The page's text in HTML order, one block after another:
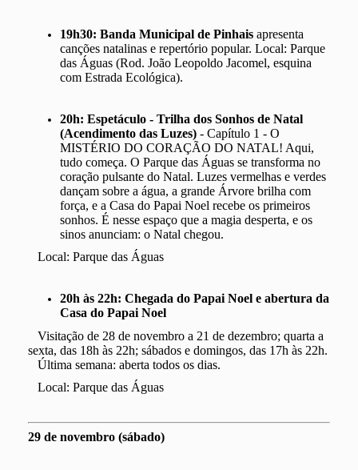
19h30: Banda Municipal de Pinhais apresenta
canções natalinas e repertório popular. Local: Parque
das Águas (Rod. João Leopoldo Jacomel, esquina
com Estrada Ecológica).
20h: Espetáculo - Trilha dos Sonhos de Natal
(Acendimento das Luzes) - Capítulo 1 - O
MISTÉRIO DO CORAÇÃO DO NATAL! Aqui,
tudo começa. O Parque das Águas se transforma no
coração pulsante do Natal. Luzes vermelhas e verdes
dançam sobre a água, a grande Árvore brilha com
força, e a Casa do Papai Noel recebe os primeiros
sonhos. É nesse espaço que a magia desperta, e os
sinos anunciam: o Natal chegou.
Local: Parque das Águas
20h às 22h: Chegada do Papai Noel e abertura da
Casa do Papai Noel
Visitação de 28 de novembro a 21 de dezembro; quarta a
sexta, das 18h às 22h; sábados e domingos, das 17h às 22h.
Última semana: aberta todos os dias.
Local: Parque das Águas
29 de novembro (sábado)